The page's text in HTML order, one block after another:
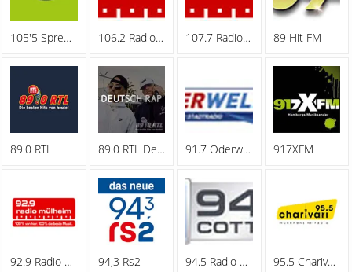
105'5 Spreeradio 106.2 Radio Oberhausen 107.7 Radio Hagen 89 Hit FM
89.0 RTL 89.0 RTL Deutschrap 91.7 Oderwelle 917XFM
92.9 Radio Muelheim 94,3 Rs2 94.5 Radio Cottbus 95.5 Charivari - Family